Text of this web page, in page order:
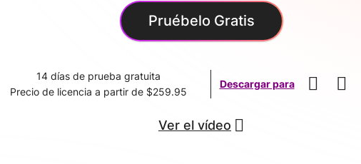
Pruébelo Gratis
14 días de prueba gratuita
Precio de licencia a partir de $259.95
Descargar para
Ver el vídeo